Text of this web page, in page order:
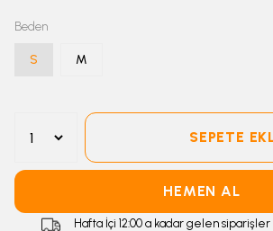
Beden
S M
SEPETE
HEMEN AL
Hafta İçi 12:00 a kadar gelen siparişler